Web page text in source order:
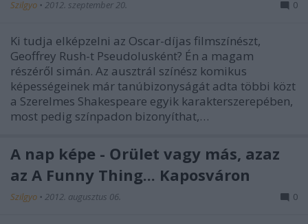
Szilgyo • 2012. szeptember 20. 0
Ki tudja elképzelni az Oscar-díjas filmszínészt,
Geoffrey Rush-t Pseudolusként? Én a magam
részéről simán. Az ausztrál színész komikus
képességeinek már tanúbizonyságát adta többi közt
a Szerelmes Shakespeare egyik karakterszerepében,
most pedig színpadon bizonyíthat,…
A nap képe - Őrület vagy más, azaz
az A Funny Thing... Kaposváron
Szilgyo • 2012. augusztus 06. 0